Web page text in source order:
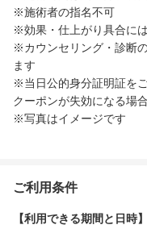
※施術者の指名不可
※効果・仕上がり具合に
※カウンセリング・診断
ます
※当日公的身分証明証を
クーポンが失効になる場
※写真はイメージです
ご利用条件
【利用できる期間と日時】